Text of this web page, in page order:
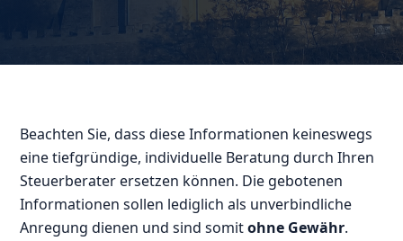
Beachten Sie, dass diese Informationen keineswegs
eine tiefgründige, individuelle Beratung durch Ihren
Steuerberater ersetzen können. Die gebotenen
Informationen sollen lediglich als unverbindliche
Anregung dienen und sind somitohne Gewähr.